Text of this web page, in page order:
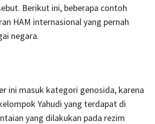
Berikut ini, beberapa contoh
HAM internasional yang pernah
negara.
ini masuk kategori genosida, karena
Yahudi yang terdapat di
yang dilakukan pada rezim